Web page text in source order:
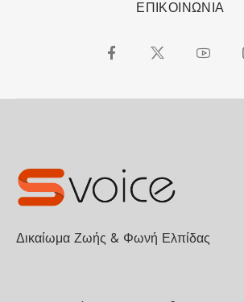
ΕΠΙΚΟΙΝΩΝΙΑ
Δικαίωμα Ζωής & Φωνή Ελπίδας